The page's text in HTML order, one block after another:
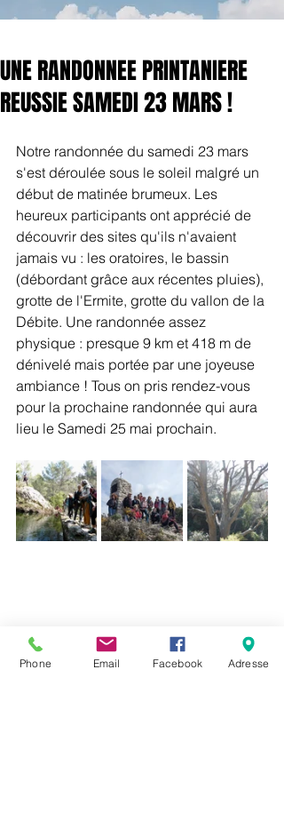
UNE RANDONNEE PRINTANIERE
REUSSIE SAMEDI 23 MARS !
Notre randonnée du samedi 23 mars
s'est déroulée sous le soleil malgré un
début de matinée brumeux. Les
heureux participants ont apprécié de
découvrir des sites qu'ils n'avaient
jamais vu : les oratoires, le bassin
(débordant grâce aux récentes pluies),
grotte de l'Ermite, grotte du vallon de la
Débite. Une randonnée assez
physique : presque 9 km et 418 m de
dénivelé mais portée par une joyeuse
ambiance ! Tous on pris rendez-vous
pour la prochaine randonnée qui aura
lieu le Samedi 25 mai prochain.
Phone Email Facebook Adresse